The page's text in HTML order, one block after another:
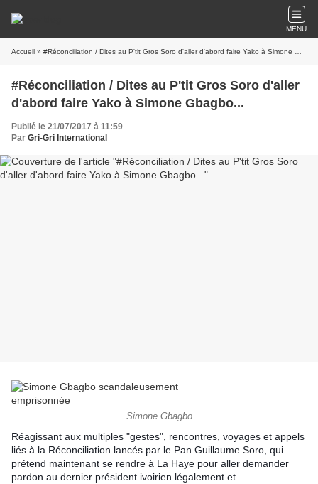
MENU
Accueil » #Réconciliation / Dites au P'tit Gros Soro d'aller d'abord faire Yako à Simone Gbagbo...
#Réconciliation / Dites au P'tit Gros Soro d'aller
d'abord faire Yako à Simone Gbagbo...
Publié le 21/07/2017 à 11:59
Par Gri-Gri International
Simone Gbagbo
Réagissant aux multiples "gestes", rencontres, voyages et appels
liés à la Réconciliation lancés par le Pan Guillaume Soro, qui
prétend maintenant se rendre à La Haye pour aller demander
pardon au dernier président ivoirien légalement et